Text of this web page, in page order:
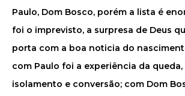
Paulo, Dom Bosco, porém a lista é
foi o imprevisto, a surpresa de Deus
porta com a boa noticia do
com Paulo foi a experiência da queda,
isolamento e conversão; com Dom